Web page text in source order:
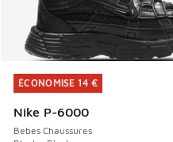
ÉCONOMISE 14 €
Nike P-6000
Bebes Chaussures
ÉCONOMISE 14 €